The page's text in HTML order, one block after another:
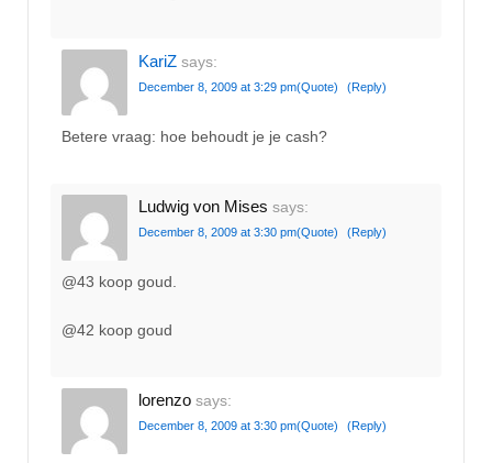
KariZ says:
December 8, 2009 at 3:29 pm(Quote) (Reply)
Betere vraag: hoe behoudt je je cash?
Ludwig von Mises says:
December 8, 2009 at 3:30 pm(Quote) (Reply)
@43 koop goud.
@42 koop goud
lorenzo says:
December 8, 2009 at 3:30 pm(Quote) (Reply)